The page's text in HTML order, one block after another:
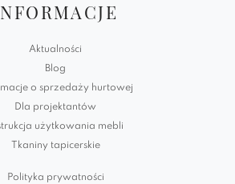
Aktualności
Blog
o sprzedaży hurtowej
Dla projektantów
użytkowania mebli
Tkaniny tapicerskie
Polityka prywatności